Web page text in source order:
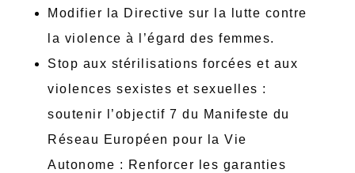
Modifier la Directive sur la lutte contre
la violence à l’égard des femmes.
Stop aux stérilisations forcées et aux
violences sexistes et sexuelles :
soutenir l’objectif 7 du Manifeste du
Réseau Européen pour la Vie
Autonome : Renforcer les garanties